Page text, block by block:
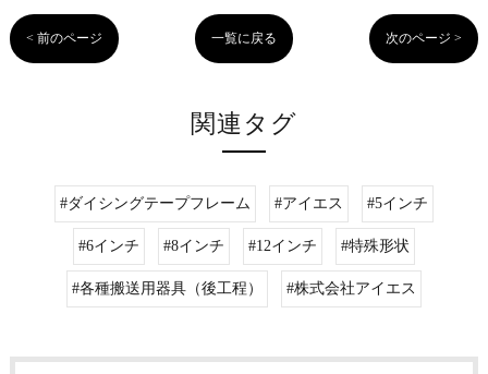
< 前のページ 一覧に戻る 次のページ >
関連タグ
#ダイシングテープフレーム #アイエス #5インチ
#6インチ #8インチ #12インチ #特殊形状
#各種搬送用器具（後工程） #株式会社アイエス